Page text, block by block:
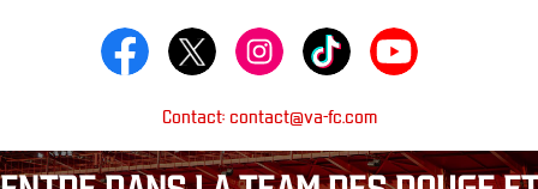
Contact: contact@va-fc.com